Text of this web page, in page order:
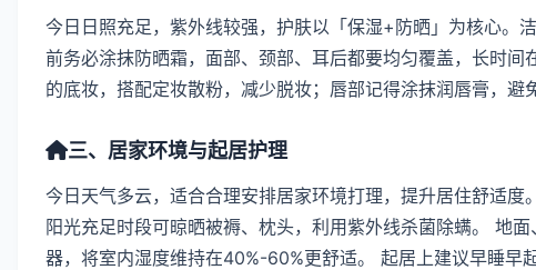
今日日照充足，紫外线较强，护肤以「保湿+防晒」为核心。
前务必涂抹防晒霜，面部、颈部、耳后都要均匀覆盖，长时
的底妆，搭配定妆散粉，减少脱妆；唇部记得涂抹润唇膏，避
三、居家环境与起居护理
今日天气多云，适合合理安排居家环境打理，提升居住舒适
阳光充足时段可晾晒被褥、枕头，利用紫外线杀菌除螨。 地
器，将室内湿度维持在40%-60%更舒适。 起居上建议早睡早